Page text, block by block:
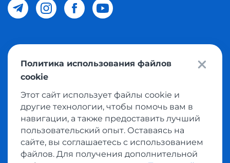
© 2026 Meest Shopping доставка покупок с интернет
магазинов мира в Узбекистан. Все права защищены
Политика конфиденциальности
Условия использования сервисом выкупа товаров
Политика использования файлов
cookie
Этот сайт использует файлы cookie и
другие технологии, чтобы помочь вам в
навигации, а также предоставить лучший
пользовательский опыт. Оставаясь на
сайте, вы соглашаетесь с использованием
файлов. Для получения дополнительной